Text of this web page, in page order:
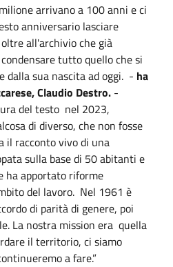
arrivano a 100 anni e ci
anniversario lasciare
all'archivio che già
tutto quello che si
dalla sua nascita adoggi. - ha
Claudio Destro. -
del testo nel 2023,
di diverso, che non fosse
il racconto vivo di una
sulla base di 50 abitanti e
ha apportato riforme
del lavoro. Nel 1961 è
di parità di genere, poi
La nostra mission era quella
il territorio, ci siamo
a fare.”